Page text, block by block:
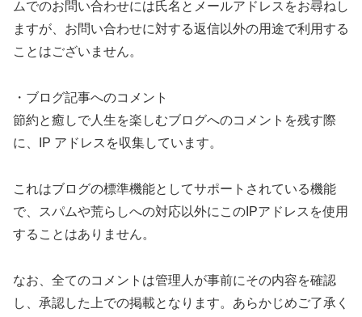
ムでのお問い合わせには氏名とメールアドレスをお尋ねし
ますが、お問い合わせに対する返信以外の用途で利用する
ことはございません。
・ブログ記事へのコメント
節約と癒しで人生を楽しむブログへのコメントを残す際
に、IP アドレスを収集しています。
これはブログの標準機能としてサポートされている機能
で、スパムや荒らしへの対応以外にこのIPアドレスを使用
することはありません。
なお、全てのコメントは管理人が事前にその内容を確認
し、承認した上での掲載となります。あらかじめご了承く